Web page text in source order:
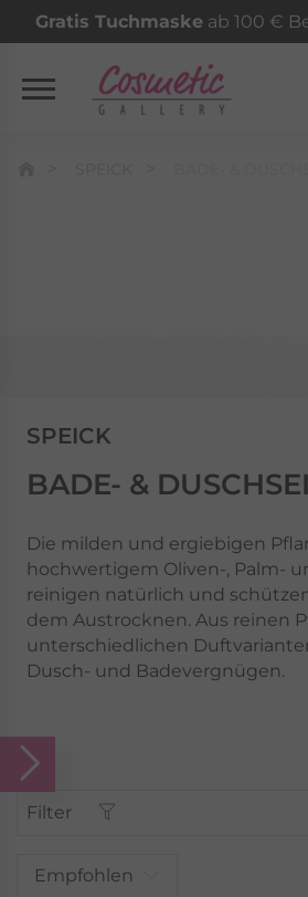
Gratis Tuchmaske ab 100 €
SPEICK
BADE- &
Die milden und ergiebigen
hochwertigem Oliven-, Palm-
reinigen natürlich und
dem Austrocknen. Aus reinen
unterschiedlichen
Dusch- und Badevergnügen.
Filter
Empfohlen